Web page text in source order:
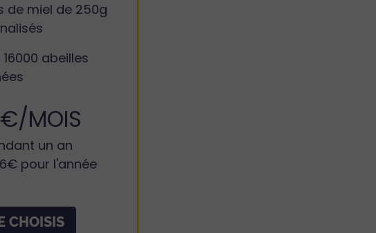
de miel de 250g
16000 abeilles
MOIS
un an
pour l'année
CHOISIS